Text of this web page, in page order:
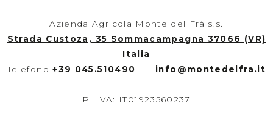
Azienda Agricola Monte del Frà s.s.
Strada Custoza, 35 Sommacampagna 37066 (VR)
Italia
Telefono+39 045.510490 – – info @montedelfra.it
P. IVA: IT01923560237